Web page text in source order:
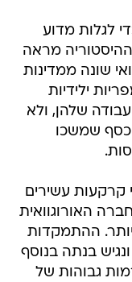
לגלות מדוע
ההיסטוריה מראה
שונה ממדינות
ילידיות
שלהן, ולא
כסף שמשכו
קרקעות עשירים
האורוגוואית
ההתמקדות
ונגיש בנתה בנוסף
גבוהות של